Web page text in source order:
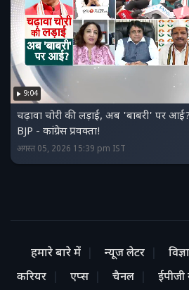
9:04
चढ़ावा चोरी की लड़ाई, अब 'बाबरी' पर
BJP - कांग्रेस प्रवक्ता!
अगस्त 05, 2026 15:39 pm IST
हमारे बारे में न्यूज लेटर
करियर
एप्स चैनल ईपीजी